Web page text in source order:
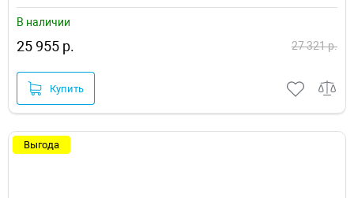
В наличии
25 955 р. 27 321 р.
Купить
Выгода